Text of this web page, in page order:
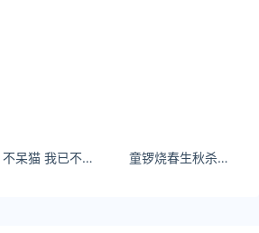
不呆猫 我已不痛 我只是不愿习惯空洞-男人之家 童锣烧春生秋杀：春天万物萌生，秋天万物凋零。